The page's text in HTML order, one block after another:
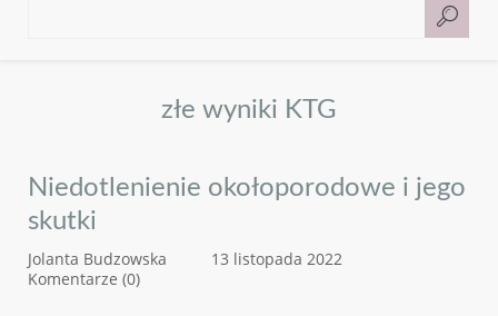
złe wyniki KTG
Niedotlenienie okołoporodowe i jego
skutki
Jolanta Budzowska
13 listopada 2022
Komentarze (0)